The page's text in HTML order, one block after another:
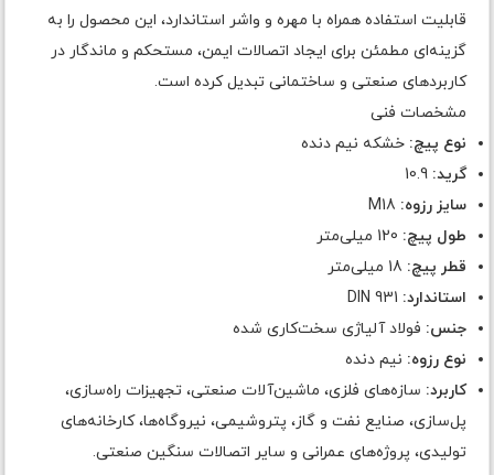
قابلیت استفاده همراه با مهره و واشر استاندارد، این محصول را به
گزینه‌ای مطمئن برای ایجاد اتصالات ایمن، مستحکم و ماندگار در
کاربردهای صنعتی و ساختمانی تبدیل کرده است.
مشخصات فنی
نوع پیچ: خشکه نیم دنده
گرید: 10.9
سایز رزوه:
طول پیچ:
قطر پیچ:
استاندارد:
جنس: فولاد آلیاژی سخت‌کاری شده
نوع رزوه: نیم دنده
کاربرد: سازه‌های فلزی، ماشین‌آلات صنعتی، تجهیزات راه‌سازی،
پل‌سازی، صنایع نفت و گاز، پتروشیمی، نیروگاه‌ها، کارخانه‌های
تولیدی، پروژه‌های عمرانی و سایر اتصالات سنگین صنعتی.